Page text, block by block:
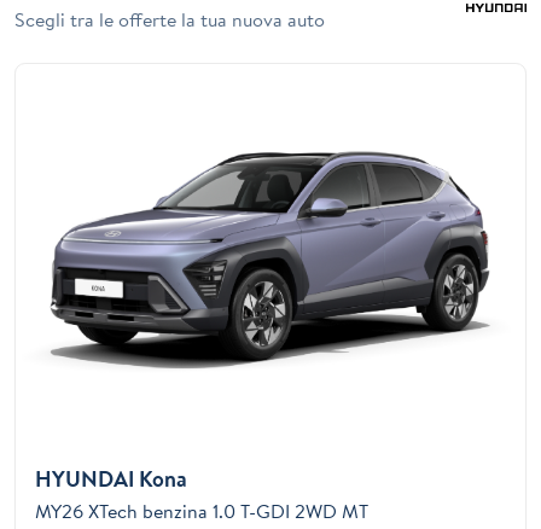
Scegli tra le offerte la tua nuova auto
HYUNDAI Kona
MY26 XTech benzina 1.0 T-GDI 2WD MT